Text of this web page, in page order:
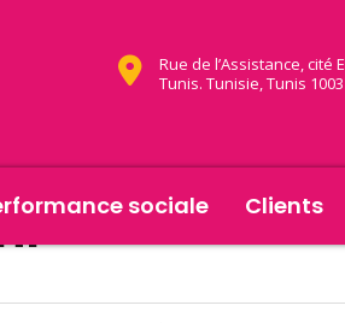
Rue de l’Assistance, cité
Tunis. Tunisie, Tunis 1003
sociale Clients